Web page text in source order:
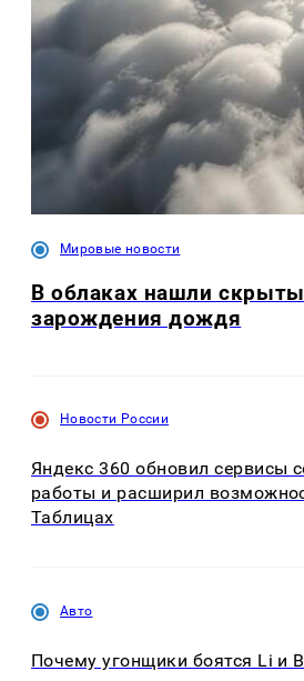
Мировые новости
В облаках нашли
зарождения дождя
Новости России
Яндекс 360 обновил сервисы
работы и расширил
Таблицах
Авто
Почему угонщики боятся Li и